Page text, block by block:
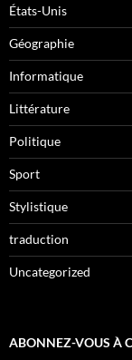
États-Unis
Géographie
Informatique
Littérature
Politique
Sport
Stylistique
traduction
Uncategorized
ABONNEZ-VOUS À